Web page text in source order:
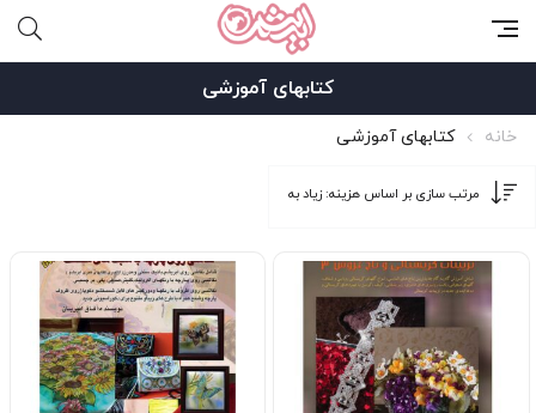
کتابهای آموزشی
خانه کتابهای آموزشی